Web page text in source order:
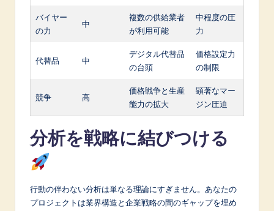
バイヤー
の力
中
複数の供給業者
が利用可能
中程度の圧
力
代替品 中
デジタル代替品
の台頭
価格設定力
の制限
競争 高
価格戦争と生産
能力の拡大
顕著なマー
ジン圧迫
分析を戦略に結びつける
行動の伴わない分析は単なる理論にすぎません。あなたの
プロジェクトは業界構造と企業戦略の間のギャップを埋め